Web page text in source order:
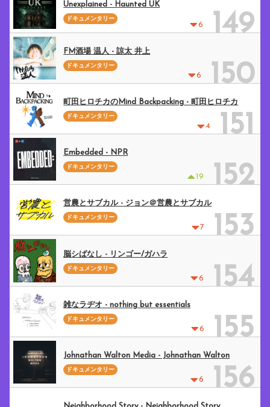
6 149
Unexplained - Haunted UK
ドキュメンタリー
6 150
FM酒場 温人 - 諒太 井上
ドキュメンタリー
4 151
町田ヒロチカのMind Backpacking - 町田ヒロチカ
ドキュメンタリー
19 152
Embedded - NPR
ドキュメンタリー
7 153
営農とサブカル - ジョン＠営農とサブカル
ドキュメンタリー
6 154
脳シばなし - リンゴー/ガハラ
ドキュメンタリー
6 155
雑なラヂオ - nothing but essentials
ドキュメンタリー
6 156
Johnathan Walton Media - Johnathan Walton
ドキュメンタリー